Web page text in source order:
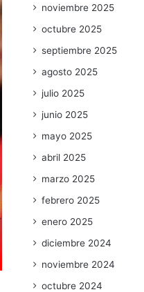
noviembre 2025
octubre 2025
septiembre 2025
agosto 2025
julio 2025
junio 2025
mayo 2025
abril 2025
marzo 2025
febrero 2025
enero 2025
diciembre 2024
noviembre 2024
octubre 2024